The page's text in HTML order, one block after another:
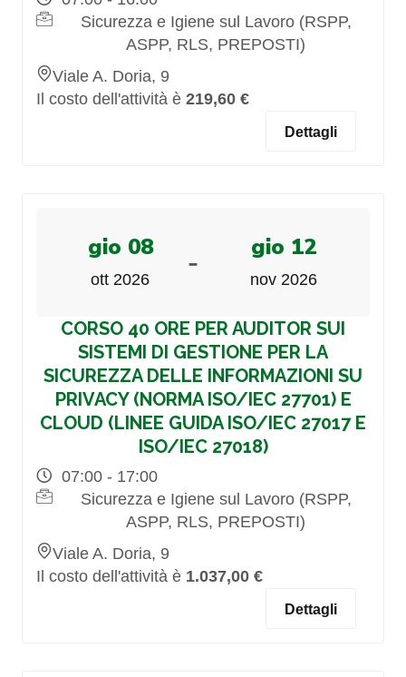
Sicurezza e Igiene sul Lavoro (RSPP,
ASPP, RLS, PREPOSTI)
Viale A. Doria, 9
Il costo dell'attività è 219,60 €
Dettagli
gio 08
ott 2026 - gio 12
nov 2026
CORSO 40 ORE PER AUDITOR SUI
SISTEMI DI GESTIONE PER LA
SICUREZZA DELLE INFORMAZIONI SU
PRIVACY (NORMA ISO/IEC 27701) E
CLOUD (LINEE GUIDA ISO/IEC 27017 E
ISO/IEC 27018)
07:00 - 17:00
Sicurezza e Igiene sul Lavoro (RSPP,
ASPP, RLS, PREPOSTI)
Viale A. Doria, 9
Il costo dell'attività è 1.037,00 €
Dettagli